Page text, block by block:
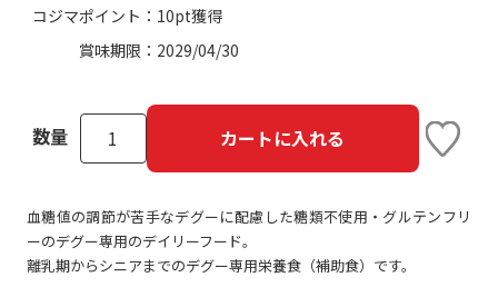
コジマポイント： 10pt獲得
賞味期限： 2029/04/30
数量 カートに入れる
血糖値の調節が苦手なデグーに配慮した糖類不使用・グルテンフリ
ーのデグー専用のデイリーフード。
離乳期からシニアまでのデグー専用栄養食（補助食）です。